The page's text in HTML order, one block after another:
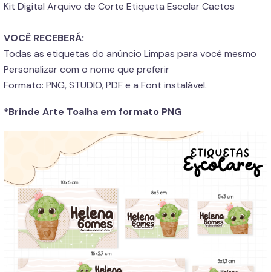
Kit Digital Arquivo de Corte Etiqueta Escolar Cactos
VOCÊ RECEBERÁ:
Todas as etiquetas do anúncio Limpas para você mesmo
Personalizar com o nome que preferir
Formato: PNG, STUDIO, PDF e a Font instalável.
*Brinde Arte Toalha em formato PNG